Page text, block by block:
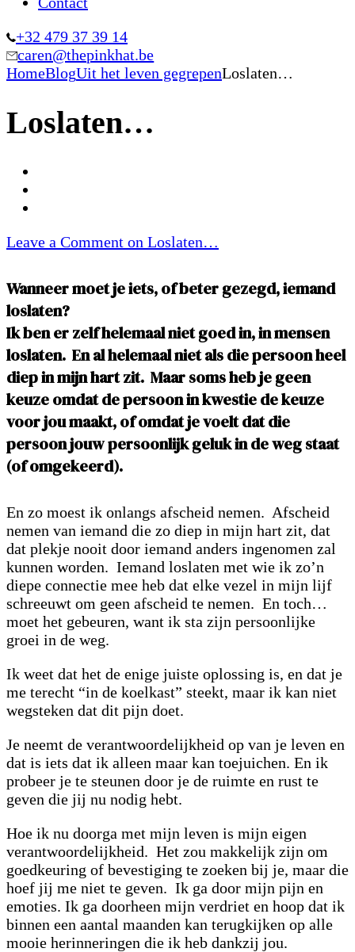
+32 479 37 39 14
caren@thepinkhat.be
HomeBlogUit het leven gegrepenLoslaten…
Loslaten…
Leave a Comment on Loslaten…
Wanneer moet je iets, of beter gezegd, iemand
loslaten?
Ik ben er zelf helemaal niet goed in, in mensen
loslaten. En al helemaal niet als die persoon heel
diep in mijn hart zit. Maar soms heb je geen
keuze omdat de persoon in kwestie de keuze
voor jou maakt, of omdat je voelt dat die
persoon jouw persoonlijk geluk in de weg staat
(of omgekeerd).
En zo moest ik onlangs afscheid nemen. Afscheid
nemen van iemand die zo diep in mijn hart zit, dat
dat plekje nooit door iemand anders ingenomen zal
kunnen worden. Iemand loslaten met wie ik zo’n
diepe connectie mee heb dat elke vezel in mijn lijf
schreeuwt om geen afscheid te nemen. En toch…
moet het gebeuren, want ik sta zijn persoonlijke
groei in de weg.
Ik weet dat het de enige juiste oplossing is, en dat je
me terecht “in de koelkast” steekt, maar ik kan niet
wegsteken dat dit pijn doet.
Je neemt de verantwoordelijkheid op van je leven en
dat is iets dat ik alleen maar kan toejuichen. En ik
probeer je te steunen door je de ruimte en rust te
geven die jij nu nodig hebt.
Hoe ik nu doorga met mijn leven is mijn eigen
verantwoordelijkheid. Het zou makkelijk zijn om
goedkeuring of bevestiging te zoeken bij je, maar die
hoef jij me niet te geven. Ik ga door mijn pijn en
emoties. Ik ga doorheen mijn verdriet en hoop dat ik
binnen een aantal maanden kan terugkijken op alle
mooie herinneringen die ik heb dankzij jou.